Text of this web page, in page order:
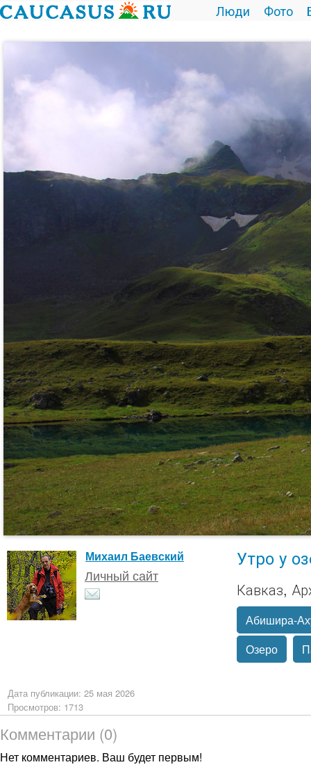
Люди Фото
Михаил Баевский
Личный сайт
Утро у
Кавказ,
Абишира-
Озеро
Дата публикации: 25 мая 2026
Просмотров: 1713
Комментарии (0)
Нет комментариев. Ваш будет первым!